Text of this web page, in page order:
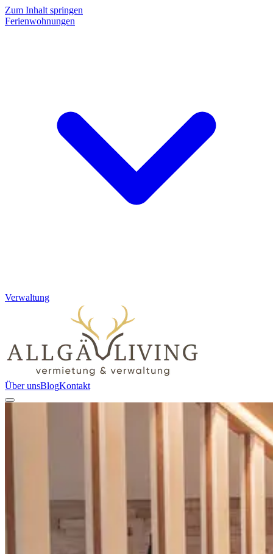
Zum Inhalt springen
Ferienwohnungen
Verwaltung
Über unsBlogKontakt